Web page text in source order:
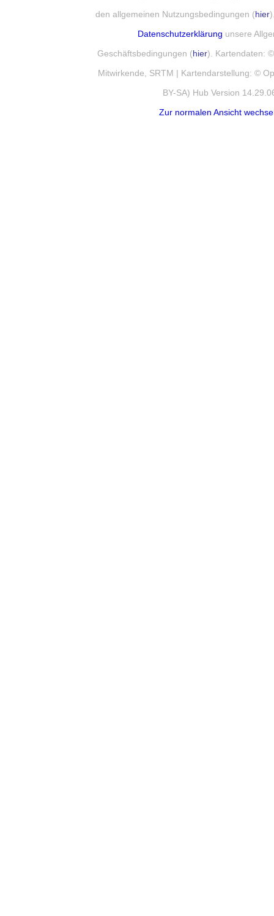
den allgemeinen Nutzungsbedingungen (hier
Datenschutzerklärung unsere
Geschäftsbedingungen (hier). Kartendaten:
Mitwirkende, SRTM | Kartendarstellung: ©
BY-SA) Hub Version
Zur normalen Ansicht